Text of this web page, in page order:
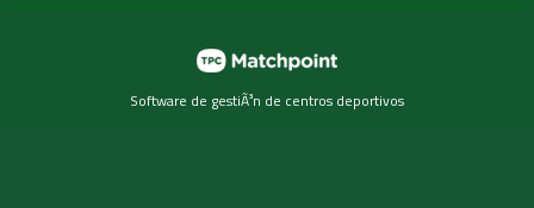
Software de gestiÃ³n de centros deportivos